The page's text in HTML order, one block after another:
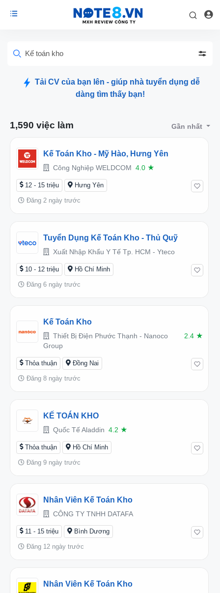
Kế toán kho
Tải CV của bạn lên - giúp nhà tuyển dụng dễ
dàng tìm thấy bạn!
1,590 việc làm Gần nhất
Kế Toán Kho - Mỹ Hào, Hưng Yên
Công Nghiệp WELDCOM 4.0 ★
12 - 15 triệu Hưng Yên
Đăng 2 ngày trước
Tuyển Dụng Kế Toán Kho - Thủ Quỹ
Xuất Nhập Khẩu Y Tế Tp. HCM - Yteco
10 - 12 triệu Hồ Chí Minh
Đăng 6 ngày trước
Kế Toán Kho
Thiết Bị Điện Phước Thạnh - Nanoco
Group
2.4 ★
Thỏa thuận Đồng Nai
Đăng 8 ngày trước
KẾ TOÁN KHO
Quốc Tế Aladdin 4.2 ★
Thỏa thuận Hồ Chí Minh
Đăng 9 ngày trước
Nhân Viên Kế Toán Kho
CÔNG TY TNHH DATAFA
11 - 15 triệu Bình Dương
Đăng 12 ngày trước
Nhân Viên Kế Toán Kho